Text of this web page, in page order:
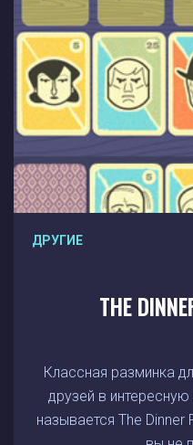
ДРУГИЕ
THE
Классная разминка
друзей в
называется The Dinner